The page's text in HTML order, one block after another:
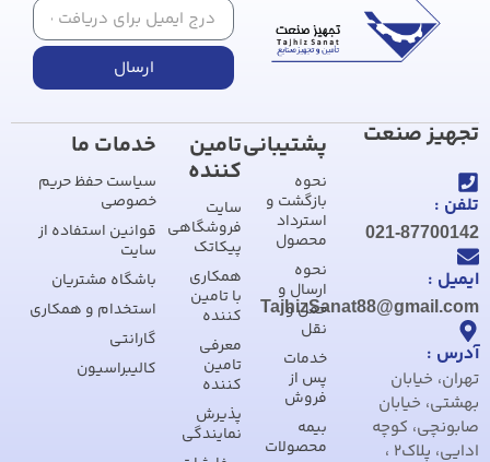
ارسال
تجهیز صنعت
تلفن :
021-87700142
ایمیل :
TajhizSanat88@gmail.com
آدرس :
تهران، خیابان
بهشتی، خیابان
صابونچی، کوچه
ادایی، پلاک2 ،
پشتیبانی
نحوه
بازگشت و
استرداد
محصول
نحوه
ارسال و
حمل و
نقل
خدمات
پس از
فروش
بیمه
محصولات
تامین
کننده
سایت
فروشگاهی
پیکاتک
همکاری
با تامین
کننده
معرفی
تامین
کننده
پذیرش
نمایندگی
خدمات ما
سیاست حفظ حریم
خصوصی
قوانین استفاده از
سایت
باشگاه مشتریان
استخدام و همکاری
گارانتی
کالیبراسیون